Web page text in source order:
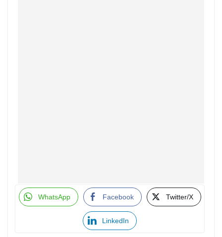
WhatsApp Facebook Twitter/X
LinkedIn